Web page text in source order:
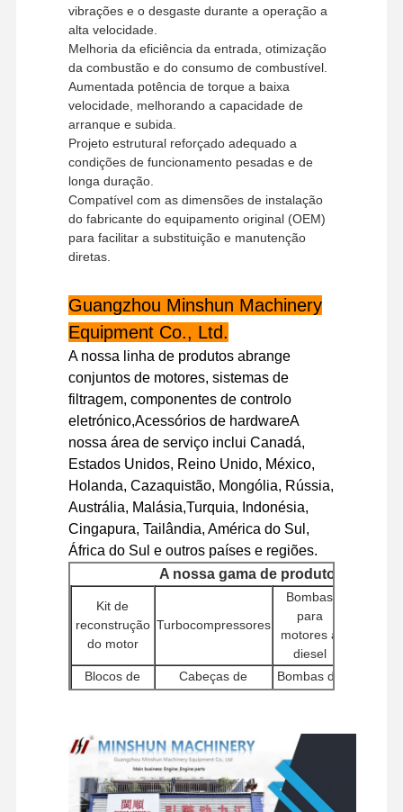
Para Casa Produtos Show De RV Sobre Nós
Visita À
Controle De
Qualidade
Contacte-
Notícias
Perkins Engine
Motor Yanmar
Motor Isuzu
Motor Cummins
vibrações e o desgaste durante a operação a
alta velocidade.
Melhoria da eficiência da entrada, otimização
da combustão e do consumo de combustível.
Aumentada potência de torque a baixa
velocidade, melhorando a capacidade de
arranque e subida.
Projeto estrutural reforçado adequado a
condições de funcionamento pesadas e de
longa duração.
Compatível com as dimensões de instalação
do fabricante do equipamento original (OEM)
para facilitar a substituição e manutenção
diretas.
Guangzhou Minshun Machinery
Equipment Co., Ltd.
A nossa linha de produtos abrange
conjuntos de motores, sistemas de
filtragem, componentes de controlo
eletrónico,Acessórios de hardwareA
nossa área de serviço inclui Canadá,
Estados Unidos, Reino Unido, México,
Holanda, Cazaquistão, Mongólia, Rússia,
Austrália, Malásia,Turquia, Indonésia,
Cingapura, Tailândia, América do Sul,
África do Sul e outros países e regiões.
A nossa gama de produtos
Kit de
reconstrução
do motor
Turbocompressores
Bombas
para
motores a
diesel
Blocos de
cilindros
Cabeças de
cilindros
Bombas de
água
Motores de
arranque
Filtros
acessórios
de motores
Associações